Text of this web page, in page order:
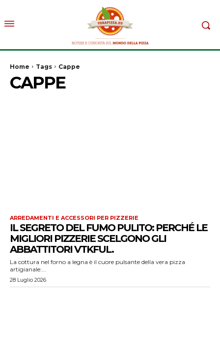
Home Tags Cappe
CAPPE
ARREDAMENTI E ACCESSORI PER PIZZERIE
IL SEGRETO DEL FUMO PULITO: PERCHÉ LE
MIGLIORI PIZZERIE SCELGONO GLI
ABBATTITORI VTKFUL.
La cottura nel forno a legna è il cuore pulsante della vera pizza
artigianale:...
28 Luglio 2026